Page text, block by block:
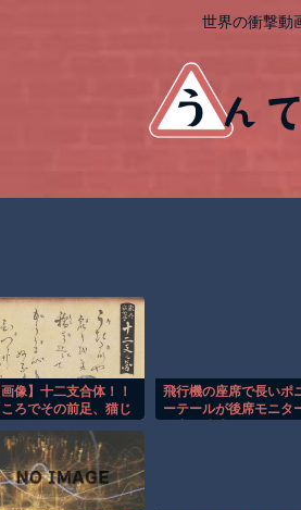
世界の衝撃動
画像】十二支合体！！
ころでその前足、猫じ
飛行機の座席で長いポ
ーテールが後席モニタ